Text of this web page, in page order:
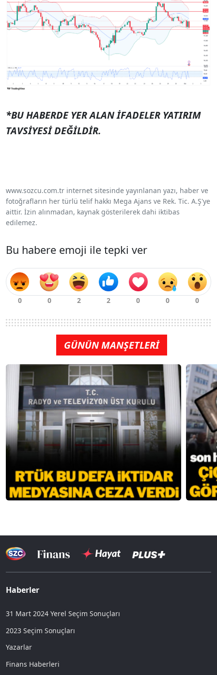
*BU HABERDE YER ALAN İFADELER YATIRIM
TAVSİYESİ DEĞİLDİR.
www.sozcu.com.tr internet sitesinde yayınlanan yazı, haber ve
fotoğrafların her türlü telif hakkı Mega Ajans ve Rek. Tic. A.Ş'ye
aittir. İzin alınmadan, kaynak gösterilerek dahi iktibas
edilemez.
Bu habere emoji ile tepki ver
GÜNÜN MANŞETLERİ
Haberler
31 Mart 2024 Yerel Seçim Sonuçları
2023 Seçim Sonuçları
Yazarlar
Finans Haberleri